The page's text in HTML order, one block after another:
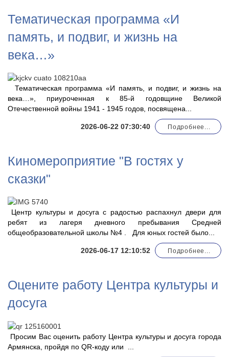
Тематическая программа «И
память, и подвиг, и жизнь на
века…»
2026-06-22 07:30:40
Тематическая программа «И память, и подвиг, и жизнь на
века…», приуроченная к 85-й годовщине Великой
Отечественной войны 1941 - 1945 годов, посвящена...
Подробнее...
Киномероприятие "В гостях у
сказки"
2026-06-17 12:10:52
Центр культуры и досуга с радостью распахнул двери для
ребят из лагеря дневного пребывания Средней
общеобразовательной школы №4 . Для юных гостей было...
Подробнее...
Оцените работу Центра культуры и
досуга
Просим Вас оценить работу Центра культуры и досуга города
Армянска, пройдя по QR-коду или